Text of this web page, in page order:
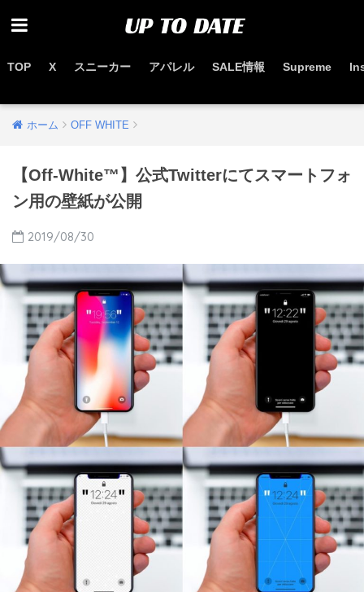
TOP X スニーカー アパレル SALE情報 Supreme
ホーム OFF WHITE
【Off-White™】公式Twitterにてスマートフォ
ン用の壁紙が公開
2019/08/30